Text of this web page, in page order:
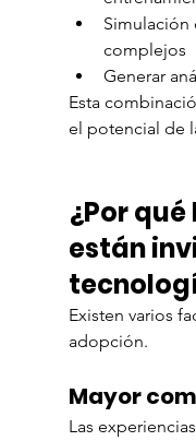
complejos
Generar
Esta
el potencial de
¿Por
están
Existen varios
adopción.
Mayor
Las